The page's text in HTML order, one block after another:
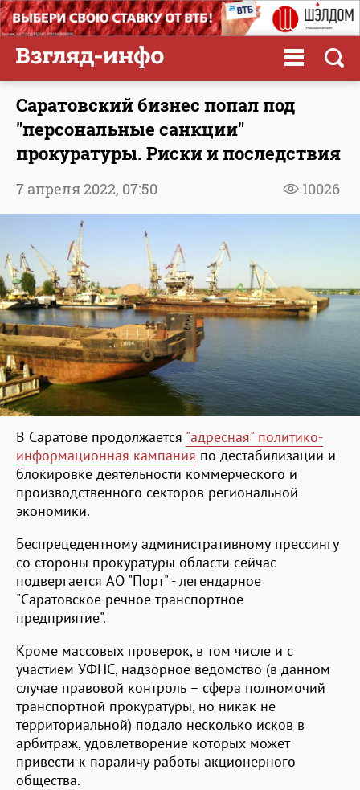
Саратовский бизнес попал под
"персональные санкции"
прокуратуры. Риски и последствия
10026
7 апреля 2022, 07:50
В Саратове продолжается "адресная" политико-
информационная кампания по дестабилизации и
блокировке деятельности коммерческого и
производственного секторов региональной
экономики.
Беспрецедентному административному прессингу
со стороны прокуратуры области сейчас
подвергается АО "Порт" - легендарное
"Саратовское речное транспортное
предприятие".
Кроме массовых проверок, в том числе и с
участием УФНС, надзорное ведомство (в данном
случае правовой контроль – сфера полномочий
транспортной прокуратуры, но никак не
территориальной) подало несколько исков в
арбитраж, удовлетворение которых может
привести к параличу работы акционерного
общества.